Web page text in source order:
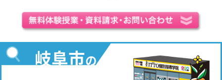
岐阜市の